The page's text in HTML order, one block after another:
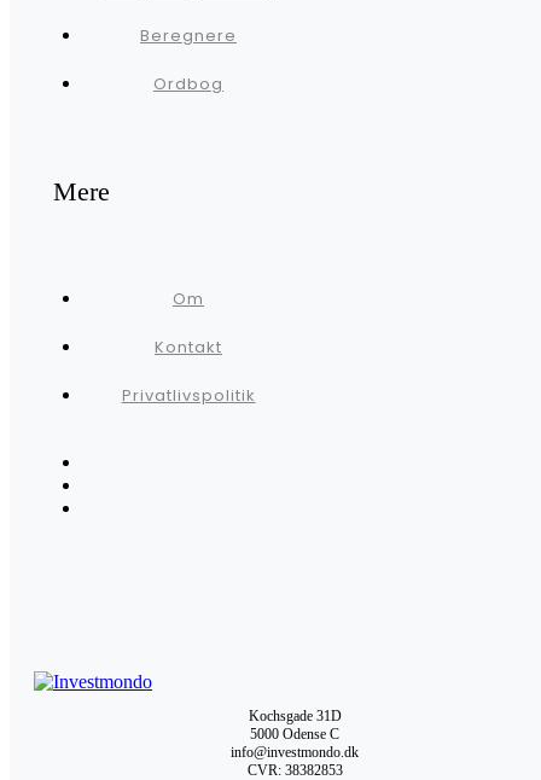
Beregnere
Ordbog
Mere
Om
Kontakt
Privatlivspolitik
Kochsgade 31D
5000 Odense C
info@investmondo.dk
CVR: 38382853